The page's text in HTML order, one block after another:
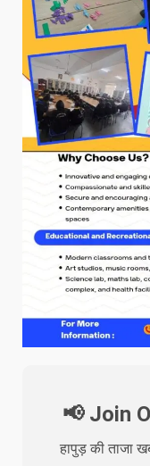
📢 Join
हापुड़ की ताजा